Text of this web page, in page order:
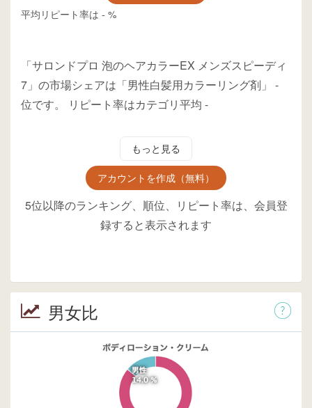
平均リピート率は - %
「サロンドプロ 泡のヘアカラーEX メンズスピーディ
7」の市場シェアは「男性白髪用カラーリング剤」 -
位です。 リピート率はカテゴリ平均 -
もっと見る
アカウントを作成（無料）
5位以降のランキング、順位、リピート率は、会員登
録すると表示されます
男女比